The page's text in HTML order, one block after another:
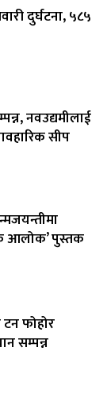
दुर्घटना, ५८५
नवउद्यमीलाई
सीप
आलोक’ पुस्तक
टन फोहोर
सम्पन्न